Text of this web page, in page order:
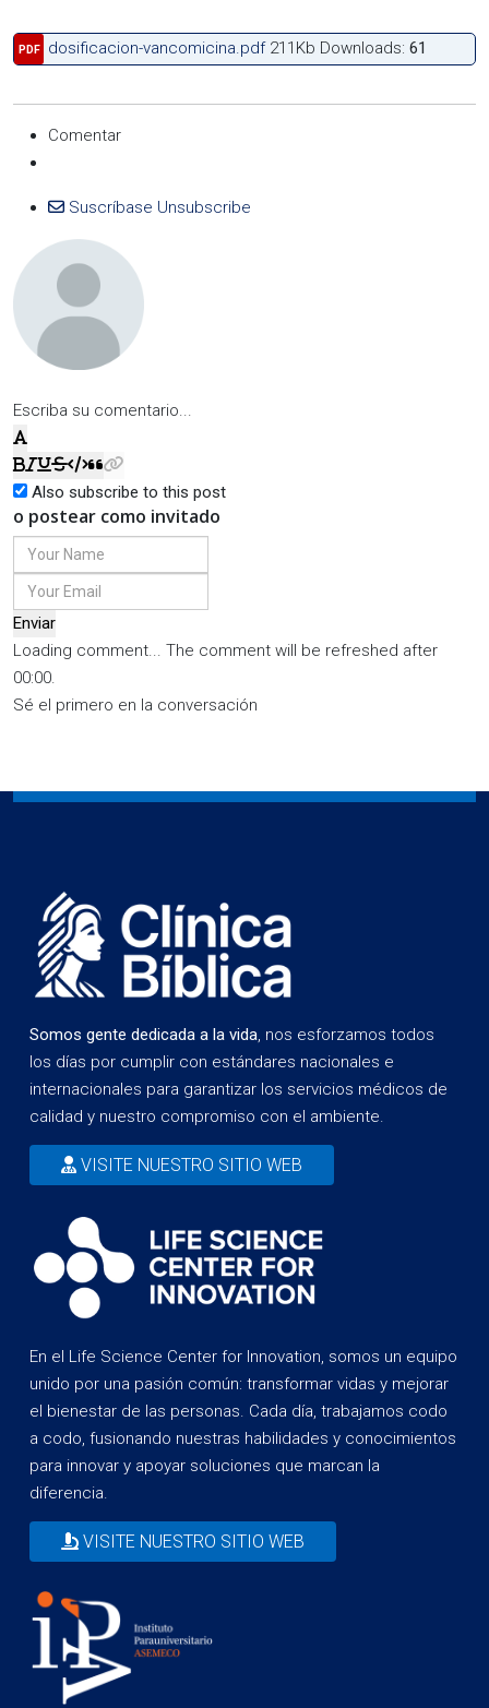
PDF dosificacion-vancomicina.pdf 211Kb Downloads:61
Comentar
Suscríbase Unsubscribe
Escriba su comentario...
Also subscribe to this post
o postear como invitado
Enviar
Loading comment... The comment will be refreshed after
00:00.
Sé el primero en la conversación
Somos gente dedicada a la vida, nos esforzamos todos
los días por cumplir con estándares nacionales e
internacionales para garantizar los servicios médicos de
calidad y nuestro compromiso con el ambiente.
VISITE NUESTRO SITIO WEB
En el Life Science Center for Innovation, somos un equipo
unido por una pasión común: transformar vidas y mejorar
el bienestar de las personas. Cada día, trabajamos codo
a codo, fusionando nuestras habilidades y conocimientos
para innovar y apoyar soluciones que marcan la
diferencia.
VISITE NUESTRO SITIO WEB